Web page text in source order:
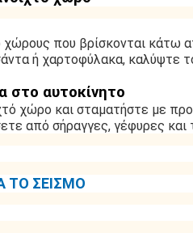
που βρίσκονται κάτω
ή χαρτοφύλακα, καλύψτε
στο αυτοκίνητο
χώρο και σταματήστε με
από σήραγγες, γέφυρες και
ΤΟ ΣΕΙΣΜΟ